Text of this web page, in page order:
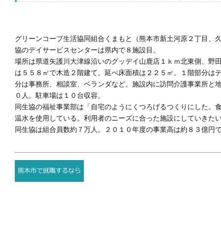
グリーンコープ生活協同組合くまもと（熊本市新土河原２丁目
協のデイサービスセンターは県内で８施設目。
場所は県道矢護川大津線沿いのグッデイ山鹿店１ｋｍ北東側、
は５５８㎡で木造２階建て。延べ床面積は２２５㎡。１階部分
分は事務所、相談室、ベランダなど。施設内に訪問介護事業所
０人。駐車場は１０台収容。
同生協の福祉事業部は「自宅のようにくつろげるつくりにした
温水を使用している。利用者のニーズに合った施設にしていきた
同生協は組合員数約７万人。２０１０年度の事業高は約８３億